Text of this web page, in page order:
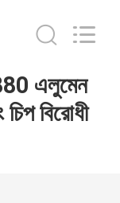
এলুমেন
বিরোধী